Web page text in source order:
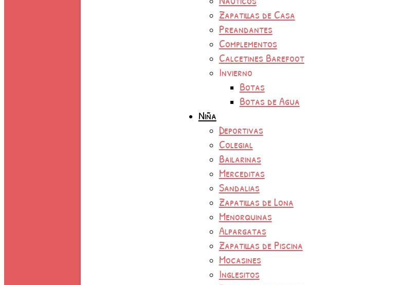
Zapatillas de Casa
Preandantes
Complementos
Calcetines Barefoot
Invierno
Botas
Botas de Agua
Niña
Deportivas
Colegial
Bailarinas
Merceditas
Sandalias
Zapatillas de Lona
Menorquinas
Alpargatas
Zapatillas de Piscina
Mocasines
Inglesitos